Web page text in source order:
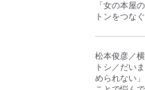
「女の本屋
トンをつな
松本俊彦／
トシ／だい
められない